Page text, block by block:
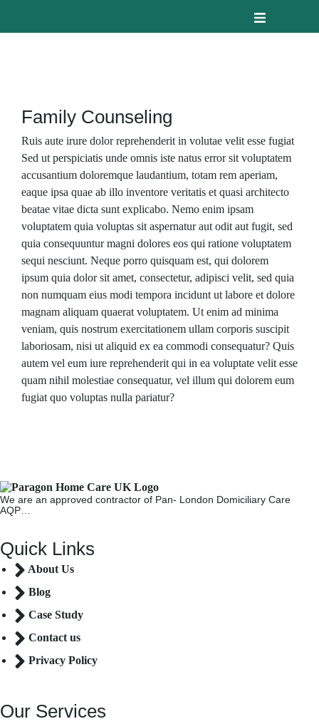
Family Counseling
Ruis aute irure dolor reprehenderit in volutae velit esse fugiat
Sed ut perspiciatis unde omnis iste natus error sit voluptatem
accusantium doloremque laudantium, totam rem aperiam,
eaque ipsa quae ab illo inventore veritatis et quasi architecto
beatae vitae dicta sunt explicabo. Nemo enim ipsam
voluptatem quia voluptas sit aspernatur aut odit aut fugit, sed
quia consequuntur magni dolores eos qui ratione voluptatem
sequi nesciunt. Neque porro quisquam est, qui dolorem
ipsum quia dolor sit amet, consectetur, adipisci velit, sed quia
non numquam eius modi tempora incidunt ut labore et dolore
magnam aliquam quaerat voluptatem. Ut enim ad minima
veniam, quis nostrum exercitationem ullam corporis suscipit
laboriosam, nisi ut aliquid ex ea commodi consequatur? Quis
autem vel eum iure reprehenderit qui in ea voluptate velit esse
quam nihil molestiae consequatur, vel illum qui dolorem eum
fugiat quo voluptas nulla pariatur?
We are an approved contractor of Pan- London Domiciliary Care
AQP…
Quick Links
About Us
Blog
Case Study
Contact us
Privacy Policy
Our Services